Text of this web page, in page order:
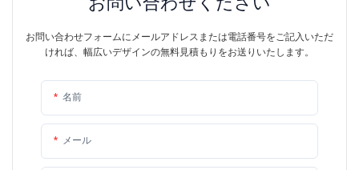
お問い合わせフォームにメールアドレスまたは電話番号をご記入いただ
ければ、幅広いデザインの無料見積もりをお送りいたします。
名前
メール